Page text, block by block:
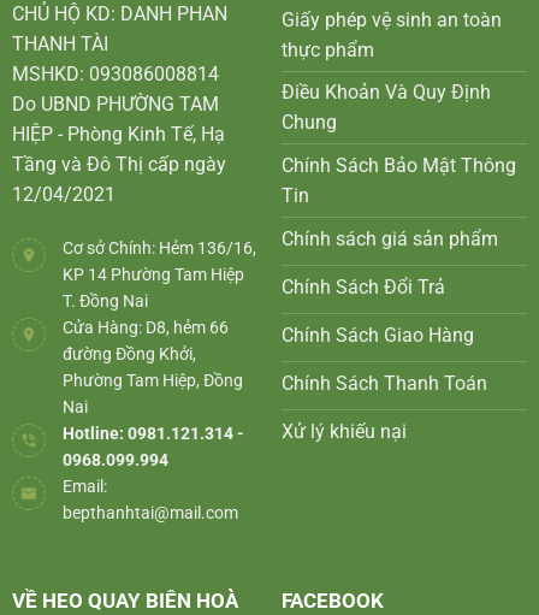
CHỦ HỘ KD: DANH PHAN
THANH TÀI
MSHKD: 093086008814
Do UBND PHƯỜNG TAM
HIỆP - Phòng Kinh Tế, Hạ
Tầng và Đô Thị cấp ngày
12/04/2021
Cơ sở Chính: Hẻm 136/16,
KP 14 Phường Tam Hiệp
T. Đồng Nai
Cửa Hàng: D8, hẻm 66
đường Đồng Khởi,
Phường Tam Hiệp, Đồng
Nai
Hotline: 0981.121.314 -
0968.099.994
Email:
bepthanhtai@mail.com
Giấy phép vệ sinh an toàn
thực phẩm
Điều Khoản Và Quy Định
Chung
Chính Sách Bảo Mật Thông
Tin
Chính sách giá sản phẩm
Chính Sách Đổi Trả
Chính Sách Giao Hàng
Chính Sách Thanh Toán
Xử lý khiếu nại
VỀ HEO QUAY BIÊN HOÀ FACEBOOK